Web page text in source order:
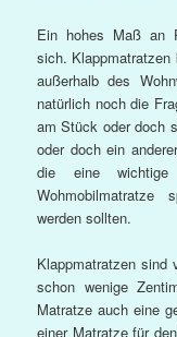
Ein hohes Maß an
sich. Klappmatratzen
außerhalb des
natürlich noch die
am Stück oder doch
oder doch ein
die eine
Wohmobilmatratze
werden sollten.
Klappmatratzen sind
schon wenige
Matratze auch eine
einer Matratze für